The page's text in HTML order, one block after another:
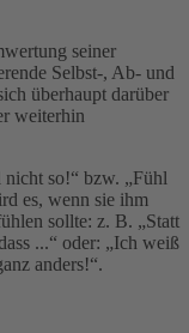
seiner
Selbst-, Ab- und
überhaupt darüber
weiterhin
so!“ bzw. „Fühl
es, wenn sie ihm
sollte: z. B. „Statt
...“ oder: „Ich weiß
anders!“.